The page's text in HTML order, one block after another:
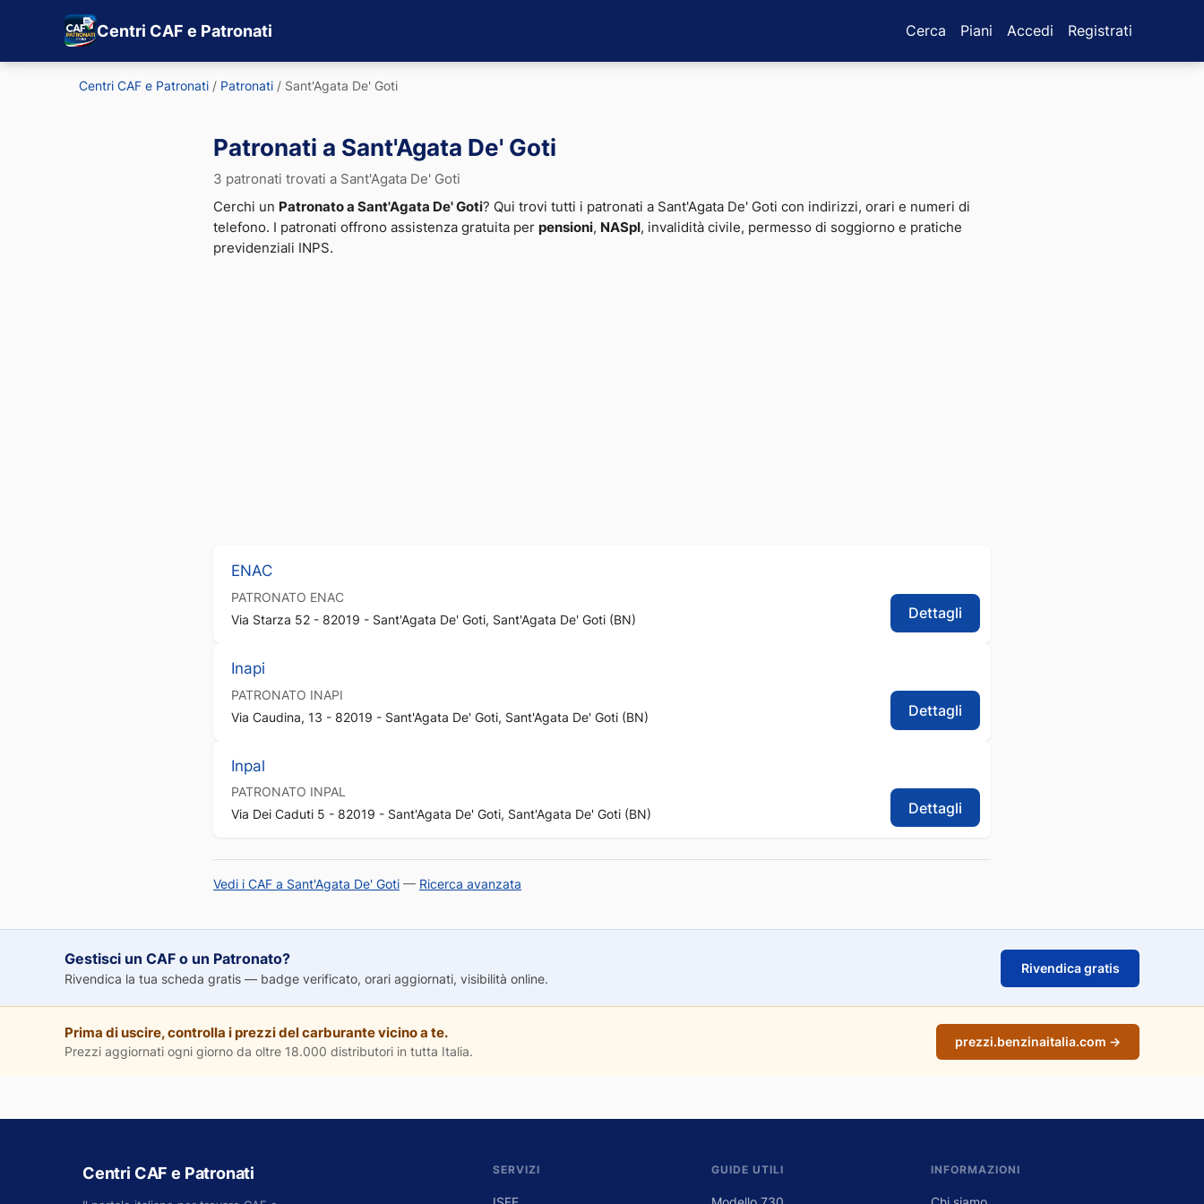
Centri CAF e Patronati Cerca Piani Accedi Registrati
Centri CAF e Patronati / Patronati / Sant'Agata De' Goti
Patronati a Sant'Agata De' Goti
3 patronati trovati a Sant'Agata De' Goti
Cerchi un Patronato a Sant'Agata De' Goti? Qui trovi tutti i patronati a Sant'Agata De' Goti con indirizzi, orari e numeri di
telefono. I patronati offrono assistenza gratuita per pensioni, NASpI , invalidità civile, permesso di soggiorno e pratiche
previdenziali INPS.
ENAC
PATRONATO ENAC
Via Starza 52 - 82019 - Sant'Agata De' Goti, Sant'Agata De' Goti (BN)
Dettagli
Inapi
PATRONATO INAPI
Via Caudina, 13 - 82019 - Sant'Agata De' Goti, Sant'Agata De' Goti (BN)
Dettagli
Inpal
PATRONATO INPAL
Via Dei Caduti 5 - 82019 - Sant'Agata De' Goti, Sant'Agata De' Goti (BN)
Dettagli
Vedi i CAF a Sant'Agata De' Goti — Ricerca avanzata
Gestisci un CAF o un Patronato?
Rivendica la tua scheda gratis — badge verificato, orari aggiornati, visibilità online.
Rivendica gratis
Prima di uscire, controlla i prezzi del carburante vicino a te.
Prezzi aggiornati ogni giorno da oltre 18.000 distributori in tutta Italia.
prezzi.benzinaitalia.com →
Centri CAF e Patronati SERVIZI GUIDE UTILI INFORMAZIONI